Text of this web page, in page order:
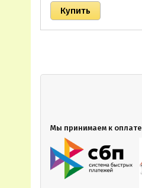
Мы принимаем к оплате